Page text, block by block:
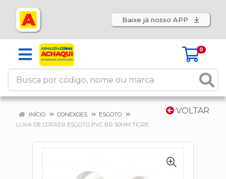
Baixe já nosso APP
0
VOLTAR
INÍCIO CONEXOES
ESGOTO
LUVA DE CORRER ESGOTO PVC BR 50MM TIGRE